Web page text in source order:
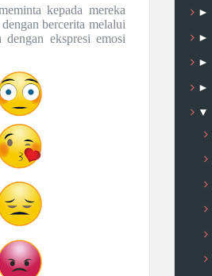
kepada mereka
dengan bercerita melalui
ekspresi emosi
►
►
►
►
▼